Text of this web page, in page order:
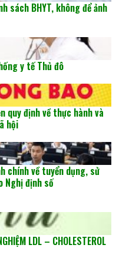
sách BHYT, không để ảnh
y tế Thủ đô
quy định về thực hành và
hội
chính về tuyển dụng, sử
Nghị định số
LDL – CHOLESTEROL